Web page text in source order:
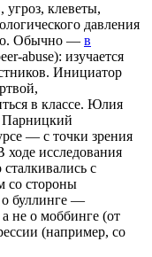
угроз, клеветы,
давления
Обычно — в
abuse): изучается
Инициатор
в классе. Юлия
Парницкий
— с точки зрения
ходе исследования
с
со стороны
буллинге —
не о моббинге (от
(например, со